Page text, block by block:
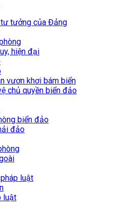
tưởng của Đảng
hiện đại
vươn khơi bám biển
chủ quyền biển đảo
biển đảo
đảo
luật
luật